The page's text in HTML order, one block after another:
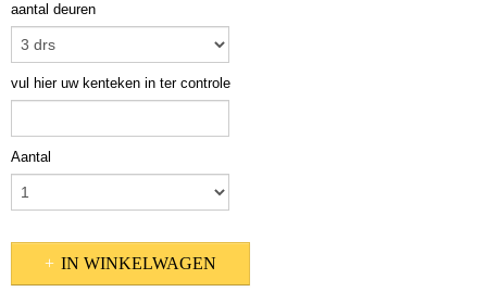
aantal deuren
vul hier uw kenteken in ter controle
Aantal
IN WINKELWAGEN